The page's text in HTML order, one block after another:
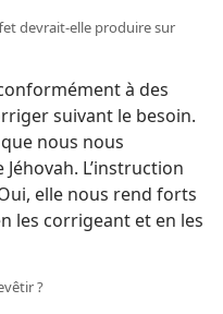
devrait-​elle produire sur
à des
suivant le besoin.
nous nous
L’instruction
elle nous rend forts
les corrigeant et en les
?